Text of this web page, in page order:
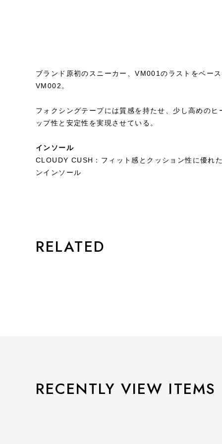
ブランド原初のスニーカー、VM001のラストをベー
VM002。
フォクシングテープには質感を持たせ、少し高めの
ップ性と安定性を実現させている。
インソール
CLOUDY CUSH：フィット感とクッション性に優れ
ンインソール
RELATED
RECENTLY VIEW ITEMS